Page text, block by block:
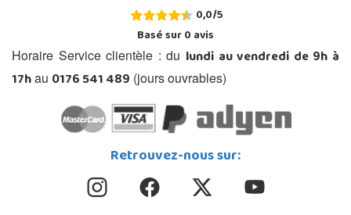
0,0/5
Basé sur0avis
Horaire Service clientèle : du lundi au vendredi de 9h à
17hau 0176 541 489 (jours ouvrables)
Retrouvez-nous sur: